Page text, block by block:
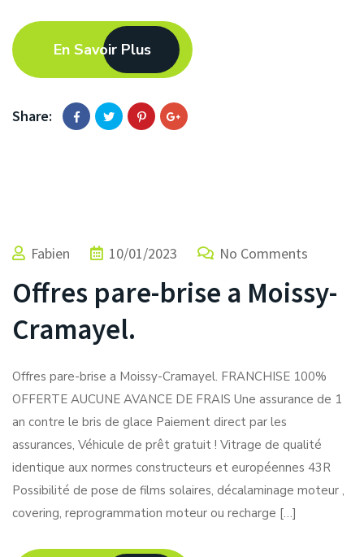
En Savoir Plus
Share:
Fabien 10/01/2023 No Comments
Offres pare-brise a Moissy-
Cramayel.
Offres pare-brise a Moissy-Cramayel. FRANCHISE 100%
OFFERTE AUCUNE AVANCE DE FRAIS Une assurance de 1
an contre le bris de glace Paiement direct par les
assurances, Véhicule de prêt gratuit ! Vitrage de qualité
identique aux normes constructeurs et européennes 43R
Possibilité de pose de films solaires, décalaminage moteur ,
covering, reprogrammation moteur ou recharge […]